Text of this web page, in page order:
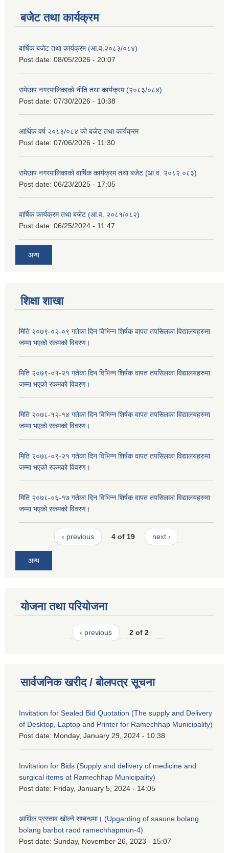
बजेट तथा कार्यक्रम
बार्षिक बजेट तथा कार्यक्रम (आ.व.२०८३/०८४)
Post date: 08/05/2026 - 20:07
रामेछाप नगरपालिकाको नीति तथा कार्यक्रम (२०८३/०८४)
Post date: 07/30/2026 - 10:38
आर्थिक वर्ष २०८३/०८४ को बजेट तथा कार्यक्रम
Post date: 07/06/2026 - 11:30
रामेछाप नगरपालिकाको वार्षिक कार्यक्रम तथा बजेट (आ.व. २०८२.०८३)
Post date: 06/23/2025 - 17:05
वार्षिक कार्यक्रम तथा बजेट (आ.व. २०८१/०८२)
Post date: 06/25/2024 - 11:47
अन्य
शिक्षा शाखा
मिति २०७९-०२-०९ गतेका दिन विभिन्न शिर्षक वापत तपसिलका विद्यालयहरुमा
जम्मा भएको रकमको विवरण।
मिति २०७९-०१-२१ गतेका दिन विभिन्न शिर्षक वापत तपसिलका विद्यालयहरुमा
जम्मा भएको रकमको विवरण।
मिति २०७८-१२-१४ गतेका दिन विभिन्न शिर्षक वापत तपसिलका विद्यालयहरुमा
जम्मा भएको रकमको विवरण।
मिति २०७८-०९-२१ गतेका दिन विभिन्न शिर्षक वापत तपसिलका विद्यालयहरुमा
जम्मा भएको रकमको विवरण।
मिति २०७८-०६-१७ गतेका दिन विभिन्न शिर्षक वापत तपसिलका विद्यालयहरुमा
जम्मा भएको रकमको विवरण।
‹ previous 4 of 19 next ›
अन्य
योजना तथा परियोजना
‹ previous 2 of 2
सार्वजनिक खरीद / बोलपत्र सूचना
Invitation for Sealed Bid Quotation (The supply and Delivery
of Desktop, Laptop and Printer for Ramechhap Municipality)
Post date: Monday, January 29, 2024 - 10:38
Invitation for Bids (Supply and delivery of medicine and
surgical items at Ramechhap Municipality)
Post date: Friday, January 5, 2024 - 14:05
आर्थिक प्रस्ताव खोल्ने सम्बन्धमा। (Upgarding of saaune bolang
bolang barbot raod ramechhapmun-4)
Post date: Sunday, November 26, 2023 - 15:07